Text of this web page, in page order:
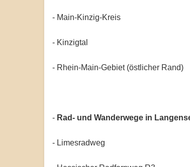
- Main-Kinzig-Kreis
- Kinzigtal
- Rhein-Main-Gebiet (östlicher Rand)
- Rad- und Wanderwege in
- Limesradweg